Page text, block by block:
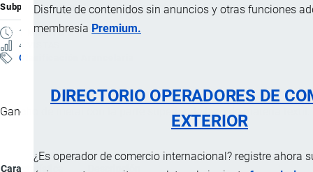
Disfrute de contenidos sin anuncios y otras funciones
membresía Premium.
DIRECTORIO OPERADORES DE
EXTERIOR
¿Es operador de comercio internacional? registre ahora
Subpartida ArancelariaporImportaciones …, 17 Febrero, 2025
1 MINUTO
4 VISTAS
Clasificación Arancelaria
Gancho de metal con la parte superior de lazo de materia textil.
Característica
Descripción